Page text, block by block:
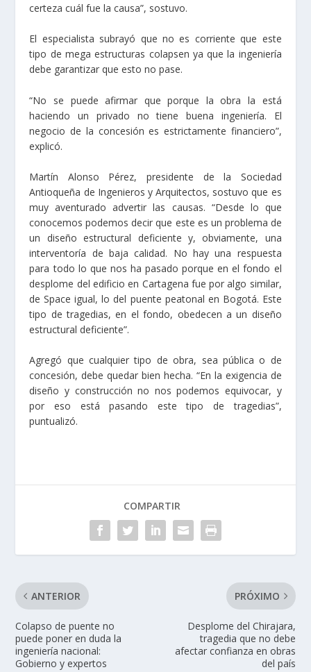
certeza cuál fue la causa”, sostuvo.
El especialista subrayó que no es corriente que este
tipo de mega estructuras colapsen ya que la ingeniería
debe garantizar que esto no pase.
“No se puede afirmar que porque la obra la está
haciendo un privado no tiene buena ingeniería. El
negocio de la concesión es estrictamente financiero”,
explicó.
Martín Alonso Pérez, presidente de la Sociedad
Antioqueña de Ingenieros y Arquitectos, sostuvo que es
muy aventurado advertir las causas. “Desde lo que
conocemos podemos decir que este es un problema de
un diseño estructural deficiente y, obviamente, una
interventoría de baja calidad. No hay una respuesta
para todo lo que nos ha pasado porque en el fondo el
desplome del edificio en Cartagena fue por algo similar,
de Space igual, lo del puente peatonal en Bogotá. Este
tipo de tragedias, en el fondo, obedecen a un diseño
estructural deficiente”.
Agregó que cualquier tipo de obra, sea pública o de
concesión, debe quedar bien hecha. “En la exigencia de
diseño y construcción no nos podemos equivocar, y
por eso está pasando este tipo de tragedias”,
puntualizó.
COMPARTIR
ANTERIOR
Colapso de puente no
puede poner en duda la
ingeniería nacional:
Gobierno y expertos
PRÓXIMO
Desplome del Chirajara,
tragedia que no debe
afectar confianza en obras
del país